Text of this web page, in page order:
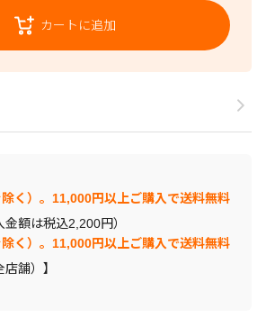
カートに追加
く）。11,000円以上ご購入で送料無料
金額は税込2,200円）
く）。11,000円以上ご購入で送料無料
舗）】